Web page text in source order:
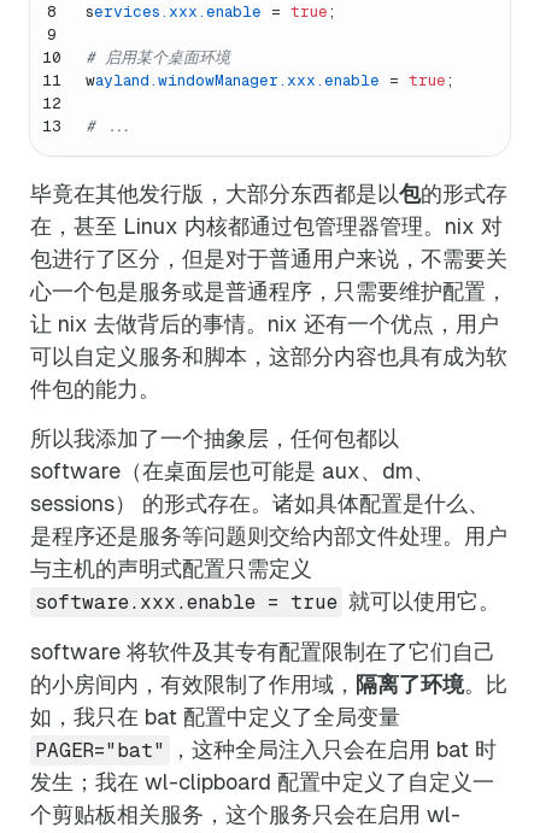
8
9
10
11
12
13
services.xxx.enable = true ;
# 启用某个桌面环境
wayland.windowManager.xxx.enable = true ;
# ...
毕竟在其他发行版，大部分东西都是以包的形式存
在，甚至 Linux 内核都通过包管理器管理。nix 对
包进行了区分，但是对于普通用户来说，不需要关
心一个包是服务或是普通程序，只需要维护配置，
让 nix 去做背后的事情。nix 还有一个优点，用户
可以自定义服务和脚本，这部分内容也具有成为软
件包的能力。
所以我添加了一个抽象层，任何包都以
software（在桌面层也可能是 aux、dm、
sessions） 的形式存在。诸如具体配置是什么、
是程序还是服务等问题则交给内部文件处理。用户
与主机的声明式配置只需定义
software.xxx.enable = true 就可以使用它。
software 将软件及其专有配置限制在了它们自己
的小房间内，有效限制了作用域， 隔离了环境。比
如，我只在 bat 配置中定义了全局变量
PAGER="bat"
，这种全局注入只会在启用 bat 时
发生；我在 wl-clipboard 配置中定义了自定义一
个剪贴板相关服务，这个服务只会在启用 wl-